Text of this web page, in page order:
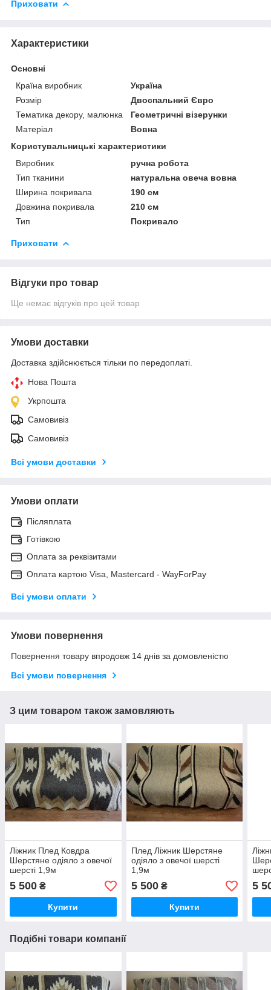
Приховати
Характеристики
Основні
Країна виробник
Україна
Розмір
Двоспальний Євро
Тематика декору, малюнка
Геометричні візерунки
Матеріал
Вовна
Користувальницькі характеристики
Виробник
ручна робота
Тип тканини
натуральна овеча вовна
Ширина покривала
190 см
Довжина покривала
210 см
Тип
Покривало
Приховати
Відгуки про товар
Ще немає відгуків про цей товар
Умови доставки
Доставка здійснюється тільки по передоплаті.
Нова Пошта
Укрпошта
Самовивіз
Самовивіз
Всі умови доставки
Умови оплати
Післяплата
Готівкою
Оплата за реквізитами
Оплата картою Visa, Mastercard - WayForPay
Всі умови оплати
Умови повернення
Повернення товару впродовж 14 днів за домовленістю
Всі умови повернення
З цим товаром також замовляють
Ліжник Плед Ковдра
Шерстяне одіяло з овечої
шерсті 1,9м
5 500 ₴
Купити
Плед Ліжник Шерстяне
одіяло з овечої шерсті
1,9м
5 500₴
Купити
5
Подібні товари компанії